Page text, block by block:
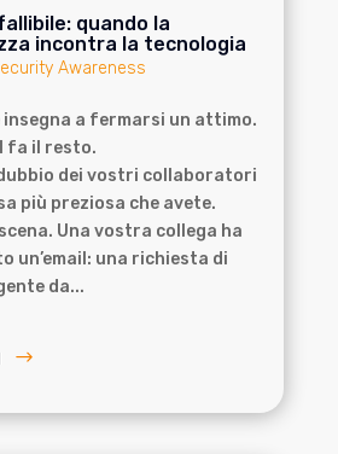
quando la
incontra la tecnologia
Awareness
insegna a fermarsi un attimo.
fa il resto.
dei vostri collaboratori
più preziosa che avete.
Una vostra collega ha
un’email: una richiesta di
da...